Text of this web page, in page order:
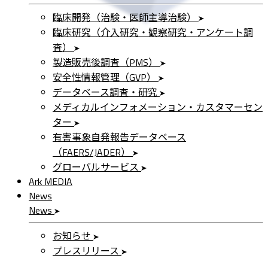
臨床開発（治験・医師主導治験）
臨床研究（介入研究・観察研究・アンケート調
査）
製造販売後調査（PMS）
安全性情報管理（GVP）
データベース調査・研究
メディカルインフォメーション・カスタマーセン
ター
有害事象自発報告データベース
（FAERS/JADER）
グローバルサービス
Ark MEDIA
News
News
お知らせ
プレスリリース